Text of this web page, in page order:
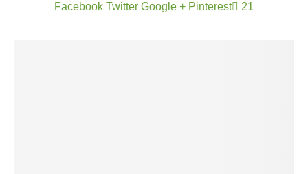
21
Facebook Twitter Google + Pinterest